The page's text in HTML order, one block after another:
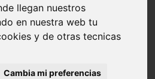
llegan nuestros
en nuestra web tu
y de otras tecnicas
Cambia mi preferencias